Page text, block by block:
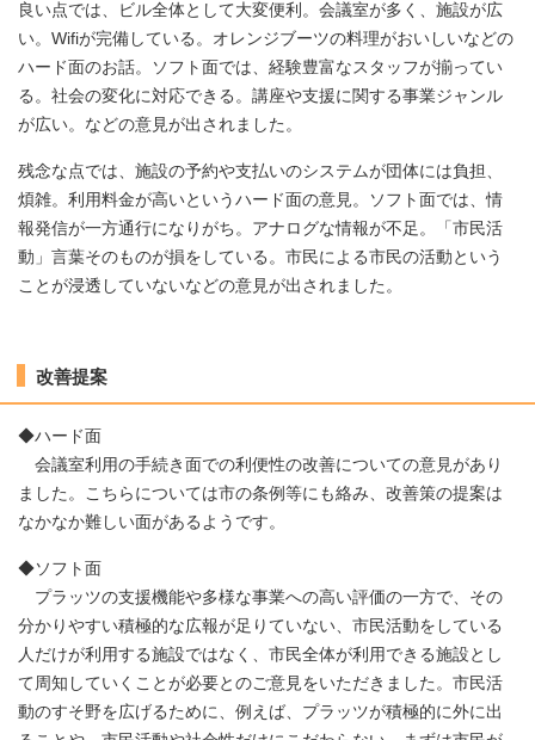
良い点では、ビル全体として大変便利。会議室が多く、施設が広
い。Wifiが完備している。オレンジブーツの料理がおいしいなどの
ハード面のお話。ソフト面では、経験豊富なスタッフが揃ってい
る。社会の変化に対応できる。講座や支援に関する事業ジャンル
が広い。などの意見が出されました。
残念な点では、施設の予約や支払いのシステムが団体には負担、
煩雑。利用料金が高いというハード面の意見。ソフト面では、情
報発信が一方通行になりがち。アナログな情報が不足。「市民活
動」言葉そのものが損をしている。市民による市民の活動という
ことが浸透していないなどの意見が出されました。
改善提案
◆ハード面
会議室利用の手続き面での利便性の改善についての意見があり
ました。こちらについては市の条例等にも絡み、改善策の提案は
なかなか難しい面があるようです。
◆ソフト面
プラッツの支援機能や多様な事業への高い評価の一方で、その
分かりやすい積極的な広報が足りていない、市民活動をしている
人だけが利用する施設ではなく、市民全体が利用できる施設とし
て周知していくことが必要とのご意見をいただきました。市民活
動のすそ野を広げるために、例えば、プラッツが積極的に外に出